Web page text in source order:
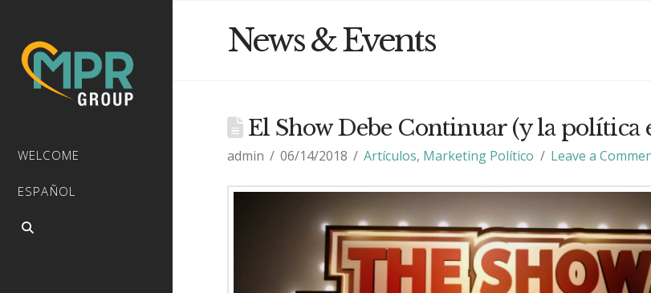
WELCOME
ESPAÑOL
News & Events
El Show Debe Continuar (y la política
admin 06/14/2018 Artículos, Marketing Político Leave a